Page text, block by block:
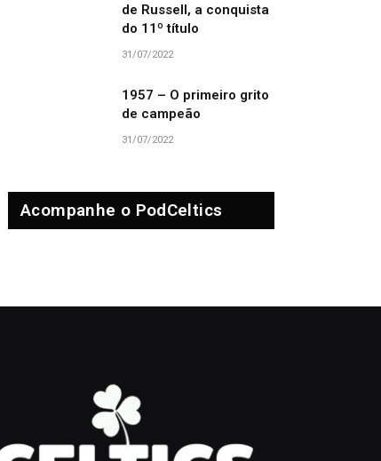
de Russell, a conquista
do 11º título
31/07/2022
1957 – O primeiro grito
de campeão
31/07/2022
Acompanhe o PodCeltics